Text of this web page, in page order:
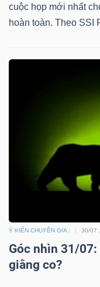
cuộc họp mới nhất
hoàn toàn. Theo SSI
Ý KIẾN CHUYÊN GIA 30/07
Góc nhìn 31/
giằng co?